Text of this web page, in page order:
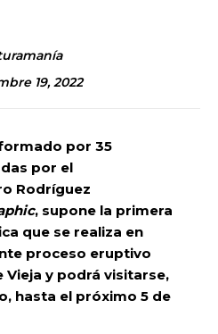
19, 2022
por 35
por el
Rodríguez
, supone la primera
que se realiza en
proceso eruptivo
Vieja y podrá visitarse,
hasta el próximo 5 de